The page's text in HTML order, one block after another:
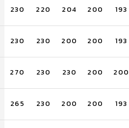
230 220 204 200 193
230 230 200 200 193
270 230 230 200 200
265 230 200 200 193